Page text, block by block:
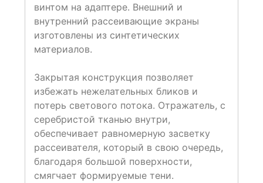
винтом на адаптере. Внешний и
внутренний рассеивающие экраны
изготовлены из синтетических
материалов.
Закрытая конструкция позволяет
избежать нежелательных бликов и
потерь светового потока. Отражатель, с
серебристой тканью внутри,
обеспечивает равномерную засветку
рассеивателя, который в свою очередь,
благодаря большой поверхности,
смягчает формируемые тени.